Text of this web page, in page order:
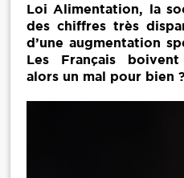
Loi Alimentation, la
des chiffres très
d’une augmentation
Les Français
alors un mal pour bien ?